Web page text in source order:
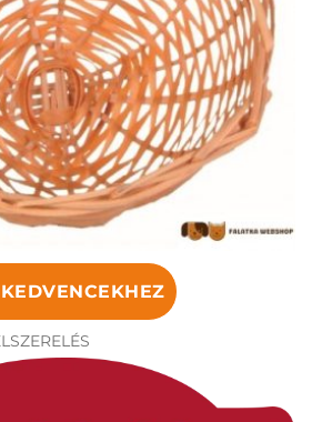
KEDVENCEKHEZ